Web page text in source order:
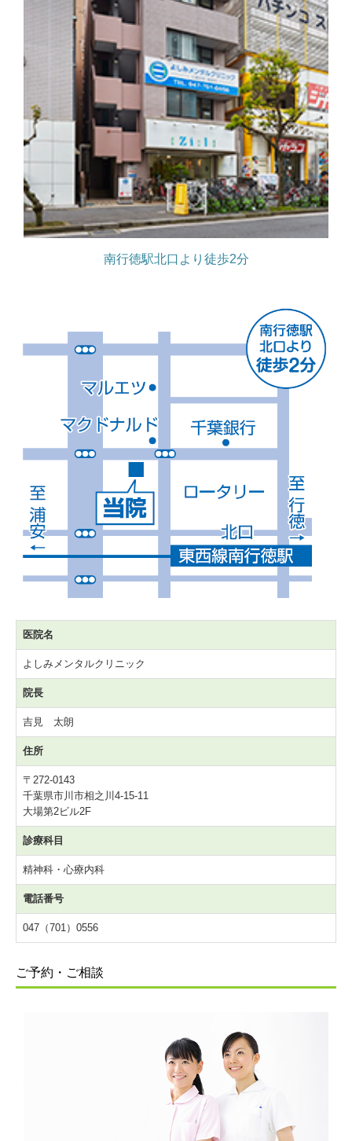
南行徳駅北口より徒歩2分
医院名
よしみメンタルクリニック
院長
吉見 太朗
住所
〒272-0143
千葉県市川市相之川4-15-11
大場第2ビル2F
診療科目
精神科・心療内科
電話番号
047（701）0556
ご予約・ご相談